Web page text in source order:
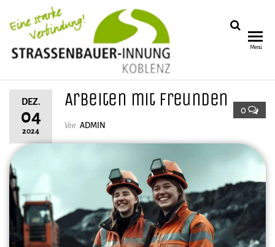
Menü
DEZ.
04
2024
0
Arbeiten mit Freunden
Von ADMIN